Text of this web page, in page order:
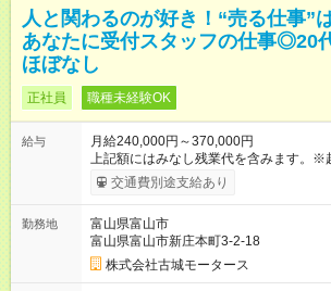
人と関わるのが好き！“売る仕事”
あなたに受付スタッフの仕事◎20
ほぼなし
正社員 職種未経験OK
給与
月給240,000円～370,000円
上記額にはみなし残業代を含みます。※
ます。 みなし残業代 27,000円／月 みな
上記額にはみなし残業代（月20時間分
す。 想定年収はボーナス込みの数字とな
ティブ:達成手当として5,000円から最大
れます！！ 【試用期間】試用期間あり 試用期間の長さ：3ヶ月
雇用形態、給与は本採用時と同じです。
交通費別途支給あり
勤務地
富山県富山市
富山県富山市新庄本町3-2-18
株式会社古城モータース